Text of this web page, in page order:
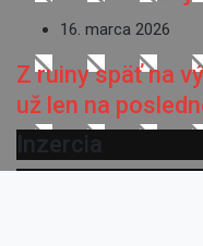
16. marca 2026
Z ruiny späť na
už len na
Inzercia